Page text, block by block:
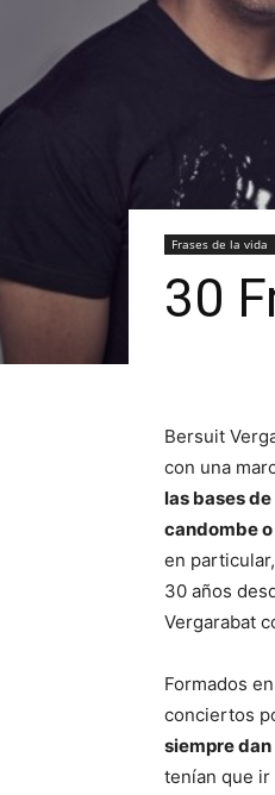
Frases de la vida
30
Bersuit
con una
las bases
candombe
en
30 años
Vergarabat
Formados
conciertos
siempre
tenían que ir